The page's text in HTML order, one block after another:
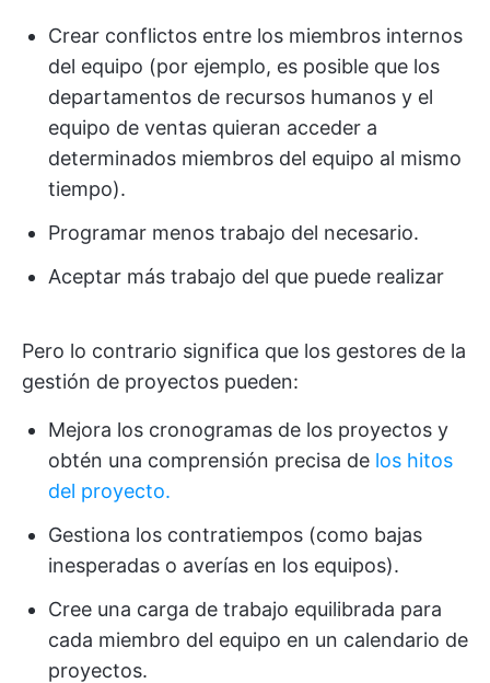
Crear conflictos entre los miembros internos
del equipo (por ejemplo, es posible que los
departamentos de recursos humanos y el
equipo de ventas quieran acceder a
determinados miembros del equipo al mismo
tiempo).
Programar menos trabajo del necesario.
Aceptar más trabajo del que puede realizar
Pero lo contrario significa que los gestores de la
gestión de proyectos pueden:
Mejora los cronogramas de los proyectos y
obtén una comprensión precisa de los hitos
del proyecto.
Gestiona los contratiempos (como bajas
inesperadas o averías en los equipos).
Cree una carga de trabajo equilibrada para
cada miembro del equipo en un calendario de
proyectos.